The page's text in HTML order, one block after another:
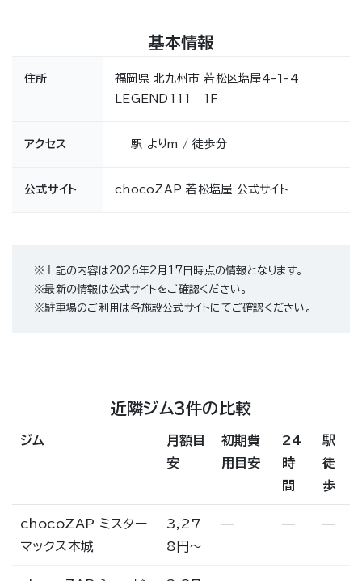
基本情報
住所
福岡県 北九州市 若松区塩屋4-1-4
LEGEND111 1F
アクセス 駅 よりm / 徒歩分
公式サイト chocoZAP 若松塩屋 公式サイト
※上記の内容は2026年2月17日時点の情報となります。
※最新の情報は公式サイトをご確認ください。
※駐車場のご利用は各施設公式サイトにてご確認ください。
近隣ジム3件の比較
ジム
月額目
安
初期費
用目安
24
時
間
駅
徒
歩
chocoZAP ミスター
マックス本城
3,27
8円〜
— — —